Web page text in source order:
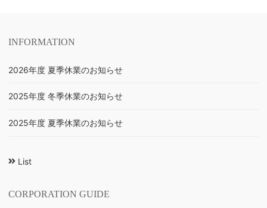
INFORMATION
2026年度 夏季休業のお知らせ
2025年度 冬季休業のお知らせ
2025年度 夏季休業のお知らせ
List
CORPORATION GUIDE